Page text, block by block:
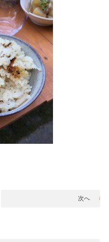
次へ